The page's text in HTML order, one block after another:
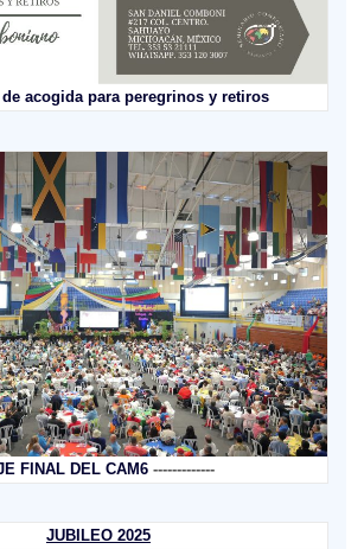
acogida para peregrinos y retiros
FINAL DEL CAM6 -------------
JUBILEO 2025